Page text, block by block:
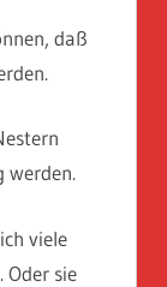
daß
werden.
viele
Oder sie